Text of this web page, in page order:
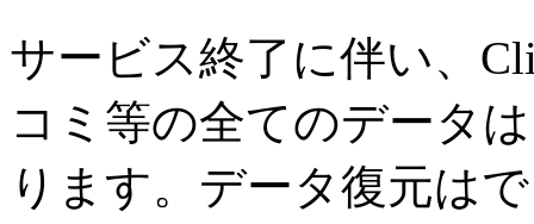
サービス終了に伴い、
コミ等の全てのデータ
ります。データ復元は